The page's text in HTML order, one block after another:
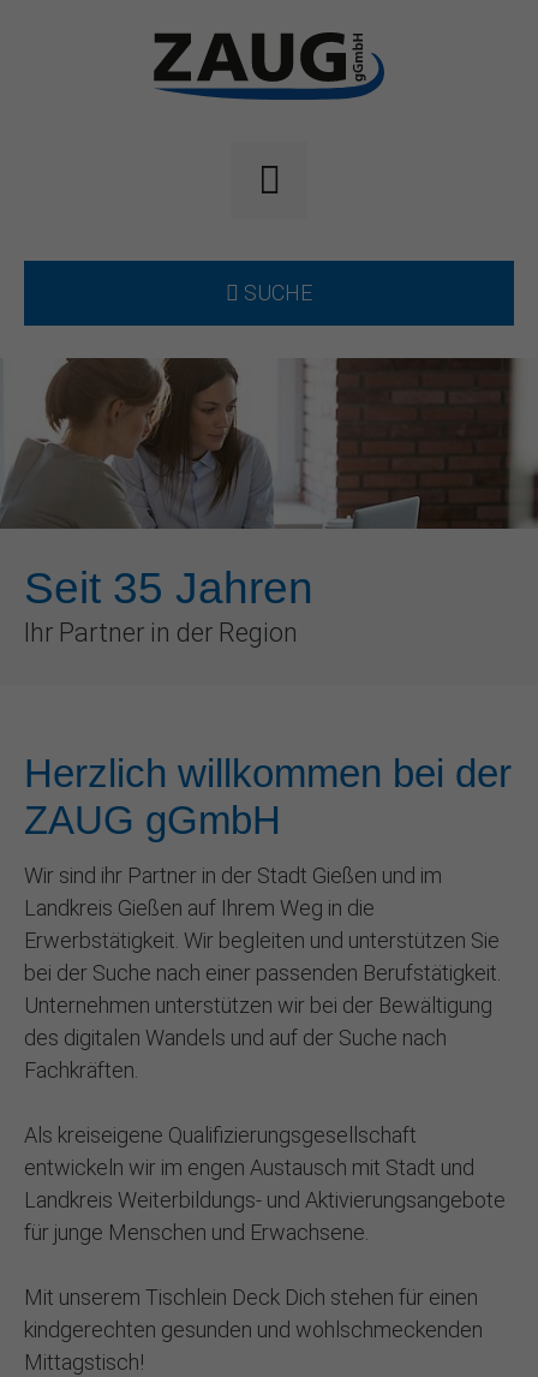
SUCHE
Seit 35 Jahren
Ihr Partner in der Region
Herzlich willkommen bei der
ZAUG gGmbH
Wir sind ihr Partner in der Stadt Gießen und im
Landkreis Gießen auf Ihrem Weg in die
Erwerbstätigkeit. Wir begleiten und unterstützen Sie
bei der Suche nach einer passenden Berufstätigkeit.
Unternehmen unterstützen wir bei der Bewältigung
des digitalen Wandels und auf der Suche nach
Fachkräften.
Als kreiseigene Qualifizierungsgesellschaft
entwickeln wir im engen Austausch mit Stadt und
Landkreis Weiterbildungs- und Aktivierungsangebote
für junge Menschen und Erwachsene.
Mit unserem Tischlein Deck Dich stehen für einen
kindgerechten gesunden und wohlschmeckenden
Mittagstisch!